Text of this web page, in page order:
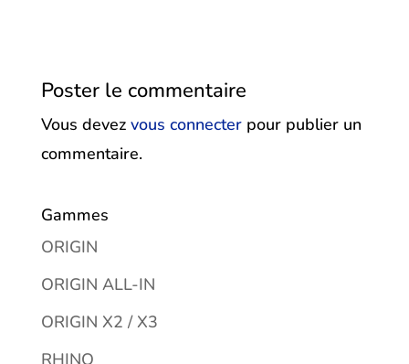
Poster le commentaire
Vous devez vous connecterpour publier un
commentaire.
Gammes
ORIGIN
ORIGIN ALL-IN
ORIGIN X2 / X3
RHINO